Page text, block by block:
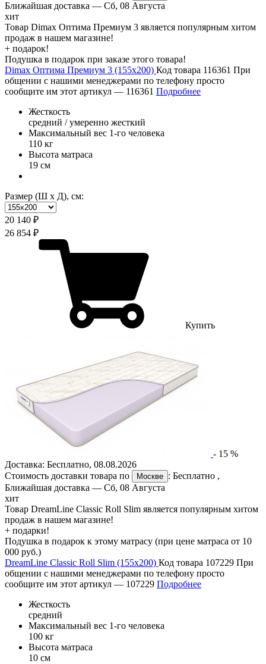
Ближайшая доставка — Сб, 08 Августа
хит
Товар Dimax Оптима Премиум 3 является популярным хитом
продаж в нашем магазине!
+ подарок!
Подушка в подарок при заказе этого товара!
Dimax Оптима Премиум 3 (155х200) Код товара 116361 При
общении с нашими менеджерами по телефону просто
сообщите им этот артикул — 116361 Подробнее
Жесткость
средний / умеренно жесткий
Максимальный вес 1-го человека
110 кг
Высота матраса
19 см
Размер (Ш х Д), см:
20 140 ₽
26 854 ₽
Купить
- 15 %
Доставка: Бесплатно, 08.08.2026
Стоимость доставки товара по
Москве : Бесплатно ,
Ближайшая доставка — Сб, 08 Августа
хит
Товар DreamLine Classic Roll Slim является популярным хитом
продаж в нашем магазине!
+ подарки!
Подушка в подарок к этому матрасу (при цене матраса от 10
000 руб.)
DreamLine Classic Roll Slim (155х200) Код товара 107229 При
общении с нашими менеджерами по телефону просто
сообщите им этот артикул — 107229 Подробнее
Жесткость
средний
Максимальный вес 1-го человека
100 кг
Высота матраса
10 см